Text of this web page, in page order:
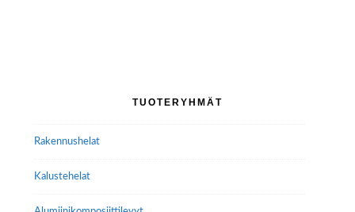
TUOTERYHMÄT
Rakennushelat
Kalustehelat